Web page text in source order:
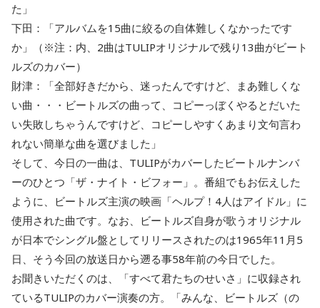
た」
下田：「アルバムを15曲に絞るの自体難しくなかったです
か」（※注：内、2曲はTULIPオリジナルで残り13曲がビート
ルズのカバー）
財津：「全部好きだから、迷ったんですけど、まあ難しくな
い曲・・・ビートルズの曲って、コピーっぼくやるとだいた
い失敗しちゃうんですけど、コピーしやすくあまり文句言わ
れない簡単な曲を選びました」
そして、今日の一曲は、TULIPがカバーしたビートルナンバ
ーのひとつ「ザ・ナイト・ビフォー」。番組でもお伝えした
ように、ビートルズ主演の映画「ヘルプ！4人はアイドル」に
使用された曲です。なお、ビートルズ自身が歌うオリジナル
が日本でシングル盤としてリリースされたのは1965年11月5
日、そう今回の放送日から遡る事58年前の今日でした。
お聞きいただくのは、「すべて君たちのせいさ」に収録され
ているTULIPのカバー演奏の方。「みんな、ビートルズ（の